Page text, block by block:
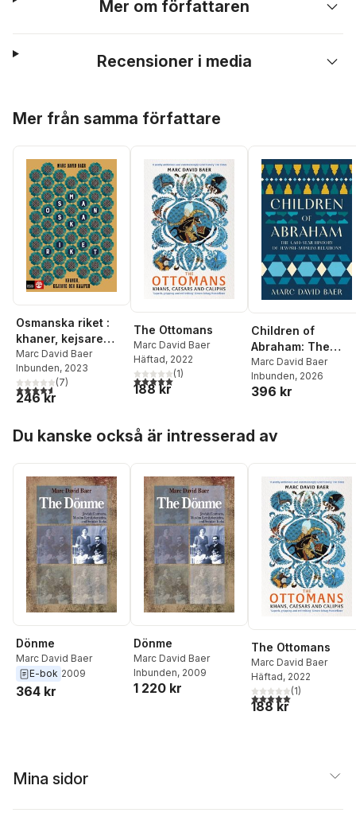
Mer om författaren
Recensioner i media
Mer från samma författare
Osmanska riket :
khaner, kejsare
och kalifer
Marc David Baer
Inbunden, 2023
4,6utav 5 stjärnor. Totalt antal röster:
(7)
246 kr
The Ottomans
Marc David Baer
Häftad, 2022
5,0utav 5 stjärnor. Totalt antal röster:
(1)
188 kr
Children of
Abraham: The
1,400-Year
of Jewish-Muslim
Relations
Marc David Baer
Inbunden, 2026
396 kr
Du kanske också är intresserad av
Dönme
Marc David Baer
E-bok 2009
364 kr
Dönme
Marc David Baer
Inbunden, 2009
1 220 kr
The Ottomans
Marc David Baer
Häftad, 2022
5,0utav 5 stjärnor.
(1)
188 kr
Mina sidor